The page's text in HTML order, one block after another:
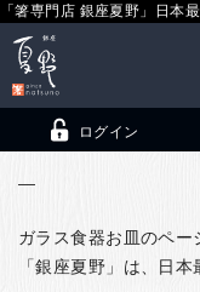
「箸専門店 銀座夏野」日本
ログイン
ガラス食器お皿のペー
「銀座夏野」は、日